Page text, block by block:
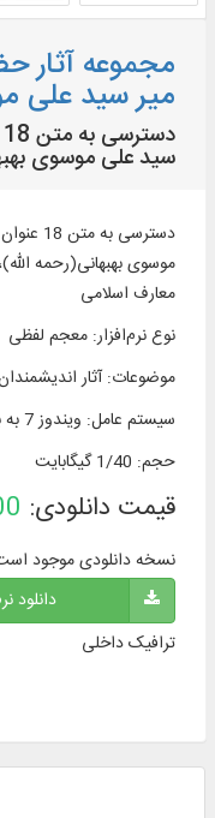
مجموعه آثار
میر سید علی
سید علی موسوی
دسترسی
موسوی بهبهانی(رحمه
معارف اسلامی
نوع نرم‌افزار:معجم لفظی
موضوعات:آثار
سیستم عامل: ویندوز 7 به بالا
حجم: 1/40 گیگابایت
قیمت دانلودی:
نسخه دانلودی موجود
دانلود
ترافیک داخلی